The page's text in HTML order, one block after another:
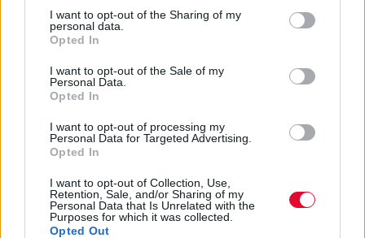
I want to opt-out of the Sharing of my
personal data.
Opted In
I want to opt-out of the Sale of my
Personal Data.
Opted In
I want to opt-out of processing my
Personal Data for Targeted Advertising.
Opted In
I want to opt-out of Collection, Use,
Retention, Sale, and/or Sharing of my
Personal Data that Is Unrelated with the
Purposes for which it was collected.
Opted Out
εκδηλώσεων. Ο προγραμματισμός του Μεγάρου
Μουσικής έχει ως κύριο άξονα την κλασσική
μουσική αλλά δεν περιορίζεται εκεί. Σημαντική
θέση στον προγραμματισμό έχουν πάντα η
σύγχρονο ρεπερτόριο και η μουσική από όλο τον
κόσμο, οι νέοι δημιουργοί, ο χορός, το θέατρο, ο
κινηματογράφος, και η εικαστική δημιουργία.
Ιδιαίτερη θέση κρατάει πάντα στο πρόγραμμά η
ελληνική μουσική.